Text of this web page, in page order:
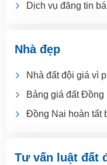
Dịch vụ đăng tin
Nhà đẹp
Nhà đất đội giá vì
Bảng giá đất Đồng
Đồng Nai hoàn tất
Tư vấn luật đất